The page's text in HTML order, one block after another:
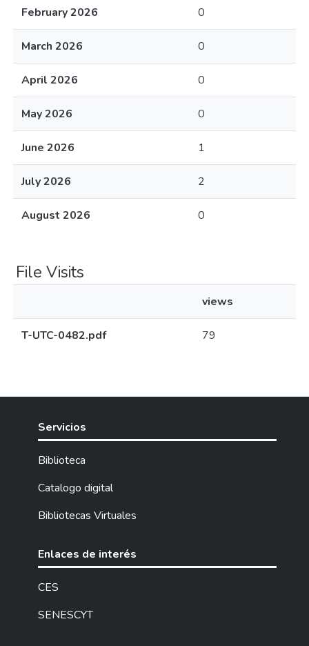
February 2026 0
March 2026 0
April 2026 0
May 2026 0
June 2026 1
July 2026 2
August 2026 0
File Visits
views
T-UTC-0482.pdf 79
Servicios
Biblioteca
Catalogo digital
Bibliotecas Virtuales
Enlaces de interés
CES
SENESCYT